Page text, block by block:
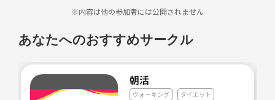
（参加出来る時に参加するスタイルです）
元々goody（good bodyを手に入れよう）として活動しています。
yuka（スポーツインストラクター）
あっきー（予防医学指導士）
が中心メンバーです。
※内容は他の参加者には公開されません
あなたへのおすすめサークル
朝活
ウォーキング ダイエット